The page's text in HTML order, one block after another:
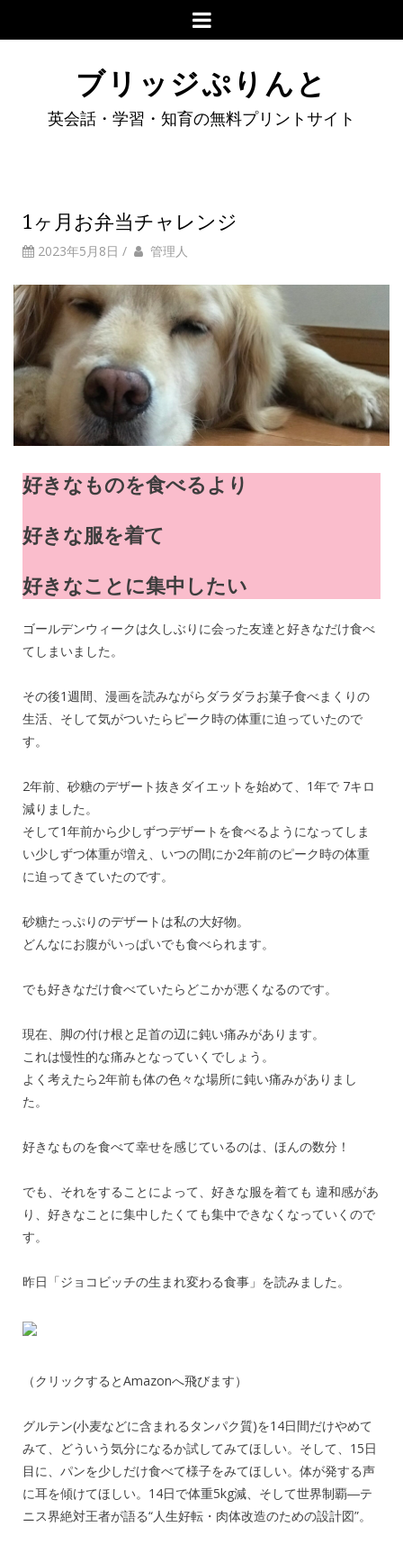
ブリッジぷりんと
英会話・学習・知育の無料プリントサイト
1ヶ月お弁当チャレンジ
2023年5月8日 / 管理人
好きなものを食べるより
好きな服を着て
好きなことに集中したい
ゴールデンウィークは久しぶりに会った友達と好きなだけ食べ
てしまいました。
その後1週間、漫画を読みながらダラダラお菓子食べまくりの
生活、そして気がついたらピーク時の体重に迫っていたので
す。
2年前、砂糖のデザート抜きダイエットを始めて、1年で 7キロ
減りました。
そして1年前から少しずつデザートを食べるようになってしま
い少しずつ体重が増え、いつの間にか2年前のピーク時の体重
に迫ってきていたのです。
砂糖たっぷりのデザートは私の大好物。
どんなにお腹がいっぱいでも食べられます。
でも好きなだけ食べていたらどこかが悪くなるのです。
現在、脚の付け根と足首の辺に鈍い痛みがあります。
これは慢性的な痛みとなっていくでしょう。
よく考えたら2年前も体の色々な場所に鈍い痛みがありまし
た。
好きなものを食べて幸せを感じているのは、ほんの数分！
でも、それをすることによって、好きな服を着ても 違和感があ
り、好きなことに集中したくても集中できなくなっていくので
す。
昨日「ジョコビッチの生まれ変わる食事」を読みました。
（クリックするとAmazonへ飛びます）
グルテン(小麦などに含まれるタンパク質)を14日間だけやめて
みて、どういう気分になるか試してみてほしい。そして、15日
目に、パンを少しだけ食べて様子をみてほしい。体が発する声
に耳を傾けてほしい。14日で体重5kg減、そして世界制覇―テ
ニス界絶対王者が語る“人生好転・肉体改造のための設計図”。